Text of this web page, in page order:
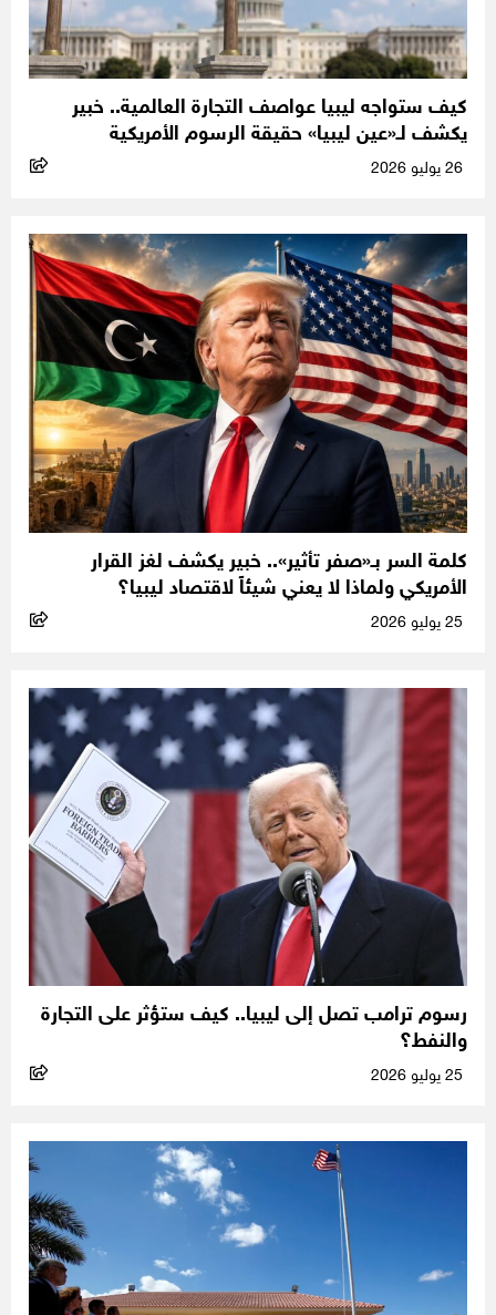
كيف ستواجه ليبيا عواصف التجارة العالمية.. خبير
يكشف لـ«عين ليبيا» حقيقة الرسوم الأمريكية
كلمة السر بـ«صفر تأثير».. خبير يكشف لغز القرار
الأمريكي ولماذا لا يعني شيئاً لاقتصاد ليبيا؟
رسوم ترامب تصل إلى ليبيا.. كيف ستؤثر على التجارة
والنفط؟